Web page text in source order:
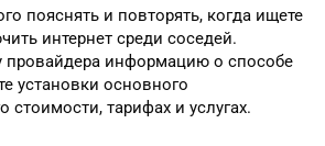
пояснять и повторять, когда ищете
интернет среди соседей.
провайдера информацию о способе
установки основного
стоимости, тарифах и услугах.